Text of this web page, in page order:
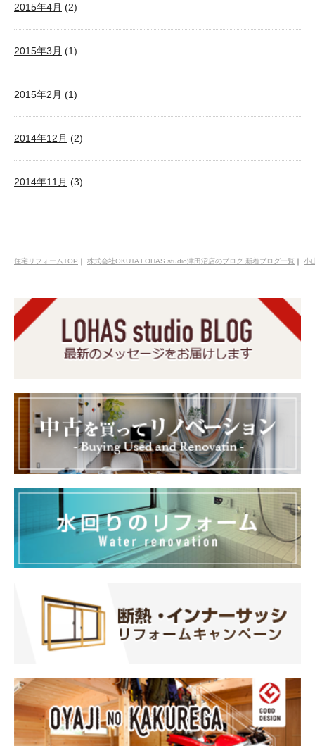
2015年4月 (2)
2015年3月 (1)
2015年2月 (1)
2014年12月 (2)
2014年11月 (3)
住宅リフォームTOP ｜ 株式会社OKUTA LOHAS studio津田沼店のブログ 新着ブログ一覧 ｜ 小